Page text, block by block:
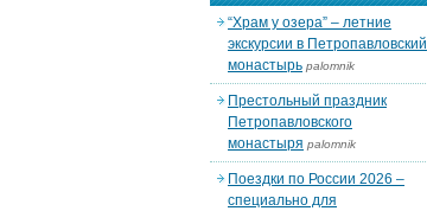
“Храм у озера” – летние
экскурсии в Петропавловский
монастырь palomnik
Престольный праздник
Петропавловского
монастыря palomnik
Поездки по России 2026 –
специально для